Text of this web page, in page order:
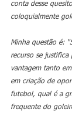
conta desse
coloquialmente
Minha questão é:
recurso se justifica
vantagem tanto
em criação de
futebol, qual é a
frequente do